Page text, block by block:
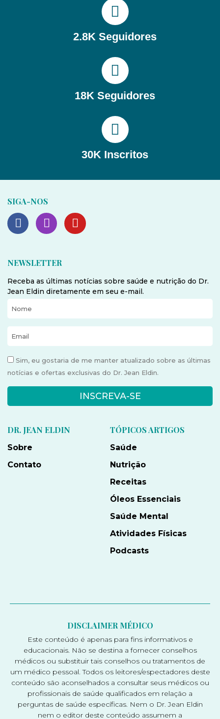
2.8K Seguidores
18K Seguidores
30K Inscritos
SIGA-NOS
NEWSLETTER
Receba as últimas notícias sobre saúde e nutrição do Dr.
Jean Eldin diretamente em seu e-mail.
Sim, eu gostaria de me manter atualizado sobre as últimas
notícias e ofertas exclusivas do Dr. Jean Eldin.
INSCREVA-SE
DR. JEAN ELDIN
Sobre
Contato
TÓPICOS ARTIGOS
Saúde
Nutrição
Receitas
Óleos Essenciais
Saúde Mental
Atividades Físicas
Podcasts
DISCLAIMER MÉDICO
Este conteúdo é apenas para fins informativos e
educacionais. Não se destina a fornecer conselhos
médicos ou substituir tais conselhos ou tratamentos de
um médico pessoal. Todos os leitores/espectadores deste
conteúdo são aconselhados a consultar seus médicos ou
profissionais de saúde qualificados em relação a
perguntas de saúde específicas. Nem o Dr. Jean Eldin
nem o editor deste conteúdo assumem a